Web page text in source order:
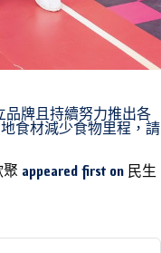
牌且持續努力推出各
食材減少食物里程，請
appeared first on 民生